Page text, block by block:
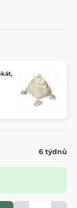
6 týdnů